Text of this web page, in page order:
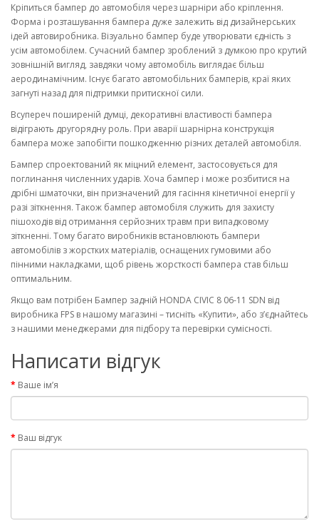
Кріпиться бампер до автомобіля через шарніри або кріплення.
Форма і розташування бампера дуже залежить від дизайнерських
ідей автовиробника. Візуально бампер буде утворювати єдність з
усім автомобілем. Сучасний бампер зроблений з думкою про крутий
зовнішній вигляд, завдяки чому автомобіль виглядає більш
аеродинамічним. Існує багато автомобільних бамперів, краї яких
загнуті назад для підтримки притискної сили.
Всупереч поширеній думці, декоративні властивості бампера
відіграють другорядну роль. При аварії шарнірна конструкція
бампера може запобігти пошкодженню різних деталей автомобіля.
Бампер спроектований як міцний елемент, застосовується для
поглинання численних ударів. Хоча бампер і може розбитися на
дрібні шматочки, він призначений для гасіння кінетичної енергії у
разі зіткнення. Також бампер автомобіля служить для захисту
пішоходів від отримання серйозних травм при випадковому
зіткненні. Тому багато виробників встановлюють бампери
автомобілів з жорстких матеріалів, оснащених гумовими або
пінними накладками, щоб рівень жорсткості бампера став більш
оптимальним.
Якщо вам потрібен Бампер задній HONDA CIVIC 8 06-11 SDN від
виробника FPS в нашому магазині – тисніть «Купити», або з’єднайтесь
з нашими менеджерами для підбору та перевірки сумісності.
Написати відгук
Ваше ім’я
Ваш відгук